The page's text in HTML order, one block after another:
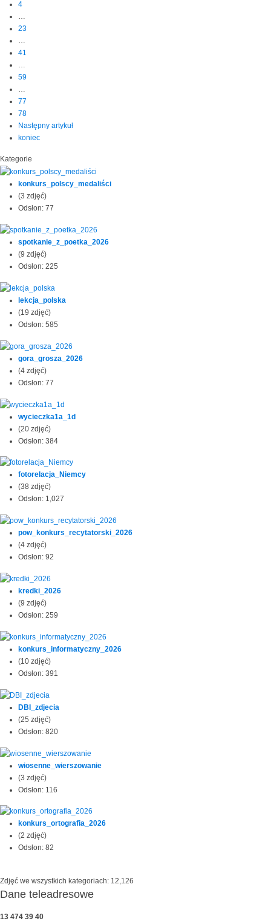
4
…
23
…
41
…
59
…
77
78
Następny artykuł
koniec
Kategorie
konkurs_polscy_medaliści
(3 zdjęć)
Odsłon: 77
spotkanie_z_poetka_2026
(9 zdjęć)
Odsłon: 225
lekcja_polska
(19 zdjęć)
Odsłon: 585
gora_grosza_2026
(4 zdjęć)
Odsłon: 77
wycieczka1a_1d
(20 zdjęć)
Odsłon: 384
fotorelacja_Niemcy
(38 zdjęć)
Odsłon: 1,027
pow_konkurs_recytatorski_2026
(4 zdjęć)
Odsłon: 92
kredki_2026
(9 zdjęć)
Odsłon: 259
konkurs_informatyczny_2026
(10 zdjęć)
Odsłon: 391
DBI_zdjecia
(25 zdjęć)
Odsłon: 820
wiosenne_wierszowanie
(3 zdjęć)
Odsłon: 116
konkurs_ortografia_2026
(2 zdjęć)
Odsłon: 82
Zdjęć we wszystkich kategoriach: 12,126
Dane teleadresowe
13 474 39 40